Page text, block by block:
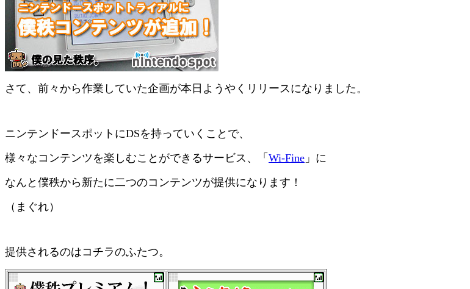
さて、前々から作業していた企画が本日ようやくリリースになりました。
ニンテンドースポットにDSを持っていくことで、
様々なコンテンツを楽しむことができるサービス、「 Wi-Fine 」に
なんと僕秩から新たに二つのコンテンツが提供になります！
（まぐれ）
提供されるのはコチラのふたつ。